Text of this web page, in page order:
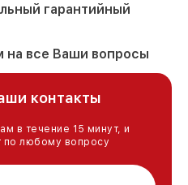
гарантийный
на все Ваши вопросы
контакты
в течение 15 минут, и
по любому вопросу